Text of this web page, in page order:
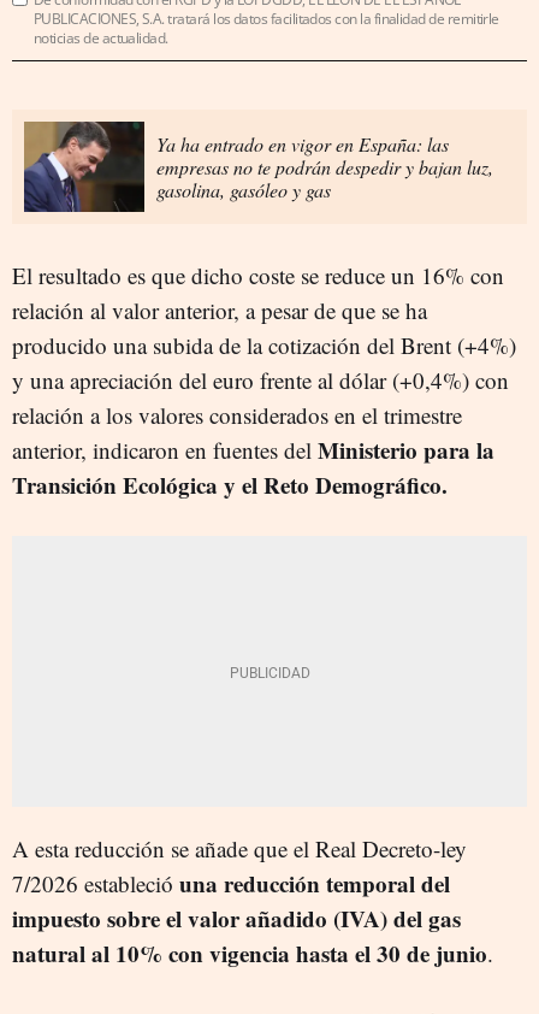
PUBLICACIONES, S.A. tratará los datos facilitados con la finalidad de remitirle
noticias de actualidad.
Ya ha entrado en vigor en España: las
empresas no te podrán despedir y bajan luz,
gasolina, gasóleo y gas
El resultado es que dicho coste se reduce un 16% con
relación al valor anterior, a pesar de que se ha
producido una subida de la cotización del Brent (+4%)
y una apreciación del euro frente al dólar (+0,4%) con
relación a los valores considerados en el trimestre
anterior, indicaron en fuentes del Ministerio para la
Transición Ecológica y el Reto Demográfico.
A esta reducción se añade que el Real Decreto-ley
7/2026 estableció una reducción temporal del
impuesto sobre el valor añadido (IVA) del gas
natural al 10% con vigencia hasta el 30 de junio.